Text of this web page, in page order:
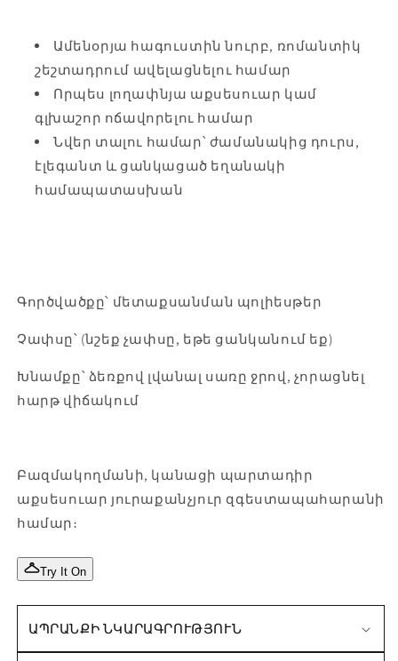
Ամենօրյա հագուստին նուրբ, ռոմանտիկ
շեշտադրում ավելացնելու համար
Որպես լողափնյա աքսեսուար կամ
գլխաշոր ոճավորելու համար
Նվեր տալու համար՝ ժամանակից դուրս,
էլեգանտ և ցանկացած եղանակի
համապատասխան
Գործվածքը՝ մետաքսանման պոլիեսթեր
Չափսը՝ (նշեք չափսը, եթե ցանկանում եք)
Խնամքը՝ ձեռքով լվանալ սառը ջրով, չորացնել
հարթ վիճակում
Բազմակողմանի, կանացի պարտադիր
աքսեսուար յուրաքանչյուր զգեստապահարանի
համար։
Try It On
ԱՊՐԱՆՔԻ ՆԿԱՐԱԳՐՈՒԹՅՈՒՆ